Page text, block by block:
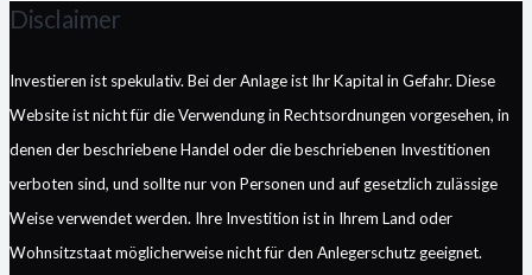
Disclaimer
Investieren ist spekulativ. Bei der Anlage ist Ihr Kapital in Gefahr. Diese
Website ist nicht für die Verwendung in Rechtsordnungen vorgesehen, in
denen der beschriebene Handel oder die beschriebenen Investitionen
verboten sind, und sollte nur von Personen und auf gesetzlich zulässige
Weise verwendet werden. Ihre Investition ist in Ihrem Land oder
Wohnsitzstaat möglicherweise nicht für den Anlegerschutz geeignet.